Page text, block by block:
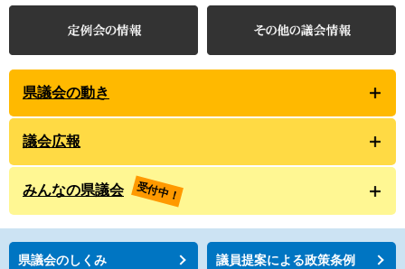
県議会の動き
議会広報
みんなの県議会 受付中！
県議会のしくみ 議員提案による政策条例